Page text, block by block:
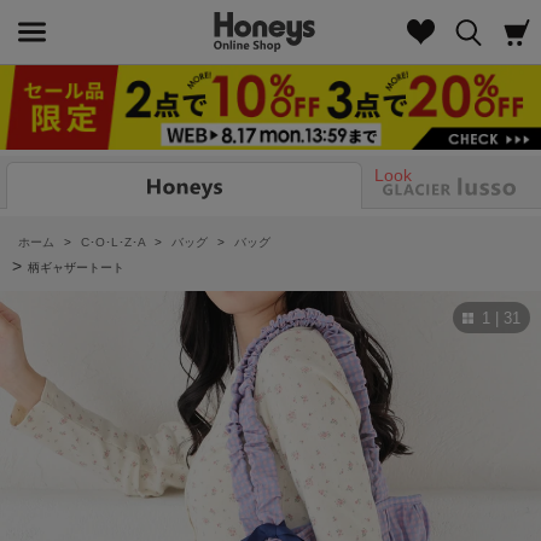
Look
ホーム > C･O･L･Z･A > バッグ > バッグ
> 柄ギャザートート
1 | 31